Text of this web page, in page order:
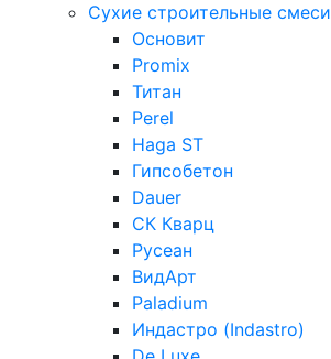
Сухие строительные смеси
Основит
Promix
Титан
Perel
Haga ST
Гипсобетон
Dauer
СК Кварц
Русеан
ВидАрт
Paladium
Индастро (Indastro)